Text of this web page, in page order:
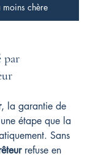
chère
par
, la garantie de
étape que la
Sans
refuse en